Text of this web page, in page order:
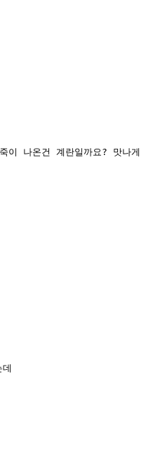
이 나온건 계란일까요? 맛나게